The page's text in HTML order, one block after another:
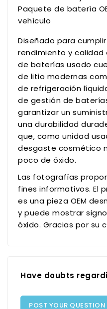
Paquete de batería
vehículo
Diseñado para
rendimiento y calidad
de baterías usado
de litio modernas
de refrigeración
de gestión de
garantizar un
una durabilidad
que, como unidad
desgaste cosmético
poco de óxido.
Las fotografías
fines informativos. El
es una pieza OEM
y puede mostrar
óxido. Gracias por su
Have doubts
POST YOUR QUESTION